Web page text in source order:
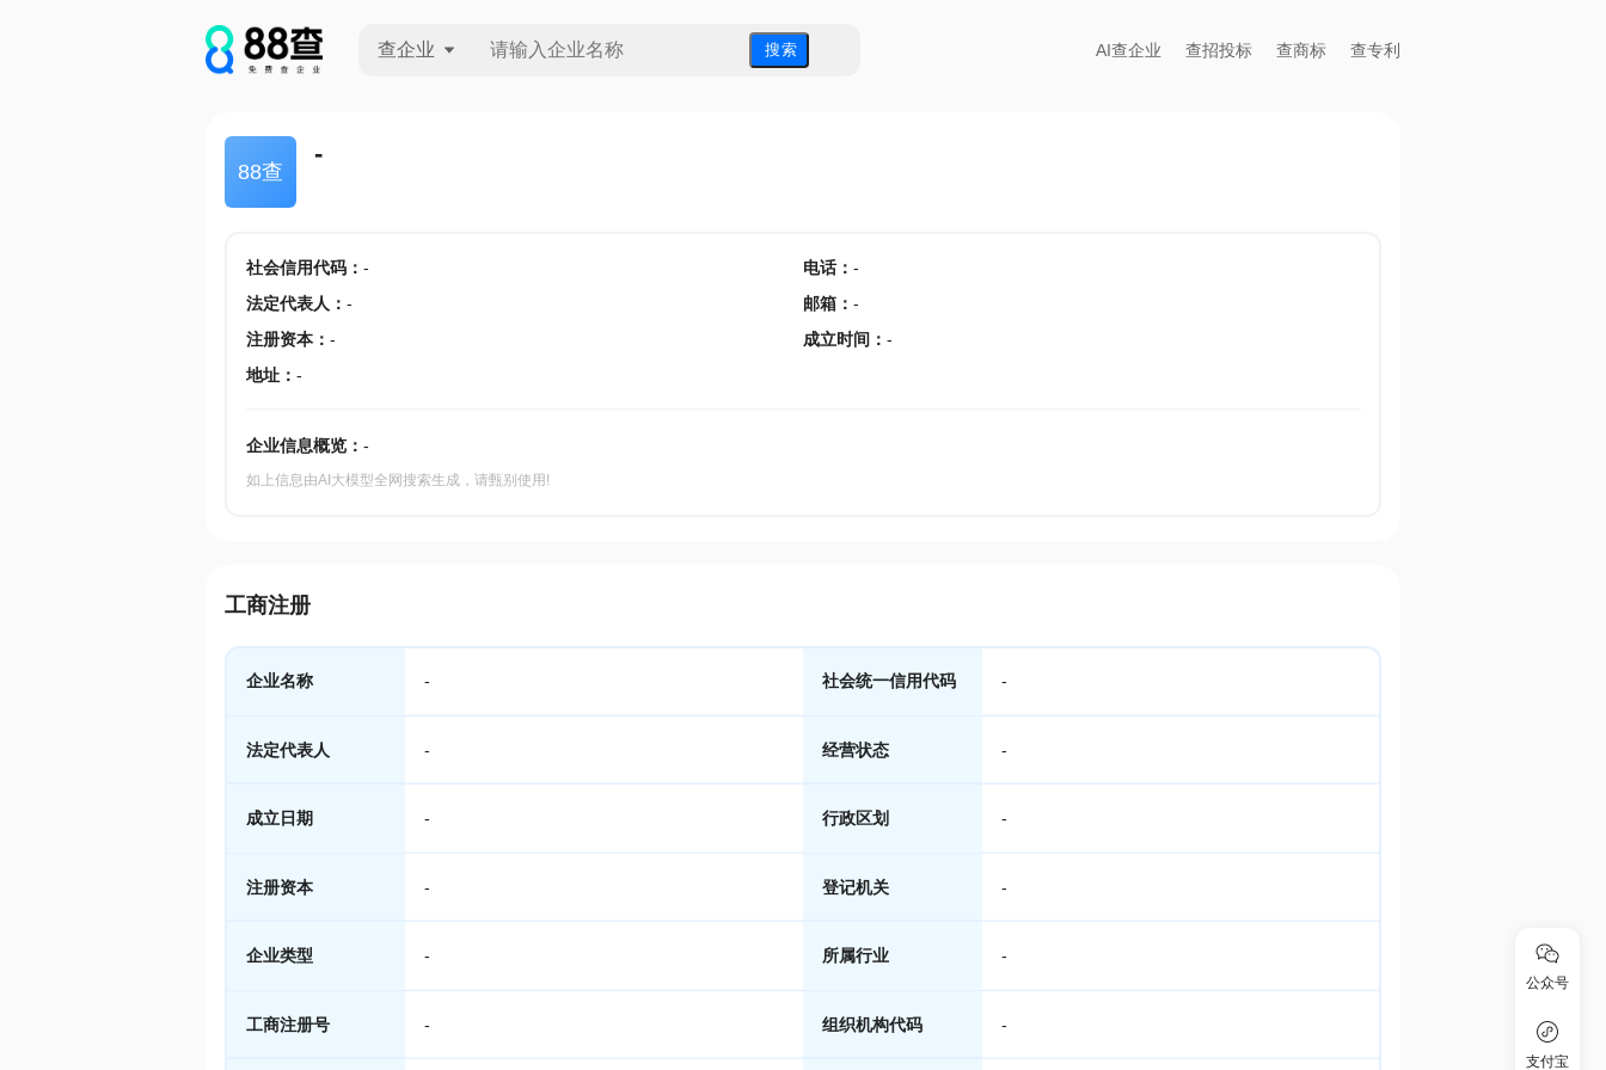
查企业 搜 索 AI查企业 查招投标 查商标 查专利
88查
-
社会信用代码： - 电话： -
法定代表人 ： - 邮箱 ： -
注册资本： - 成立时间 ： -
地址： -
企业信息概览： -
如上信息由AI大模型全网搜索生成，请甄别使用!
工商注册
企业名称 - 社会统一信用代码 -
法定代表人 - 经营状态 -
成立日期 - 行政区划 -
注册资本 - 登记机关 -
企业类型 - 所属行业 -
工商注册号 - 组织机构代码 -
公众号
支付宝